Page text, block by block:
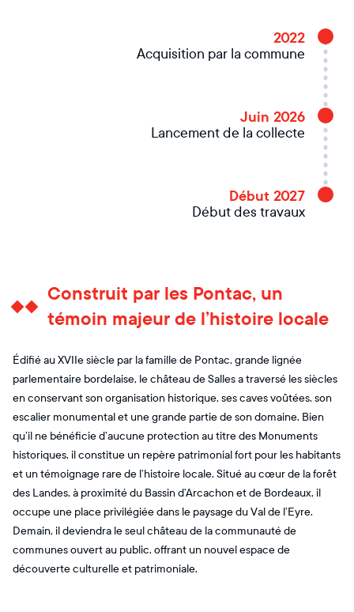
2022
Acquisition par la commune
Juin 2026
Lancement de la collecte
Début 2027
Début des travaux
Construit par les Pontac, un
témoin majeur de l’histoire locale
Édifié au XVIIe siècle par la famille de Pontac, grande lignée
parlementaire bordelaise, le château de Salles a traversé les siècles
en conservant son organisation historique, ses caves voûtées, son
escalier monumental et une grande partie de son domaine. Bien
qu’il ne bénéficie d’aucune protection au titre des Monuments
historiques, il constitue un repère patrimonial fort pour les habitants
et un témoignage rare de l’histoire locale. Situé au cœur de la forêt
des Landes, à proximité du Bassin d’Arcachon et de Bordeaux, il
occupe une place privilégiée dans le paysage du Val de l’Eyre.
Demain, il deviendra le seul château de la communauté de
communes ouvert au public, offrant un nouvel espace de
découverte culturelle et patrimoniale.